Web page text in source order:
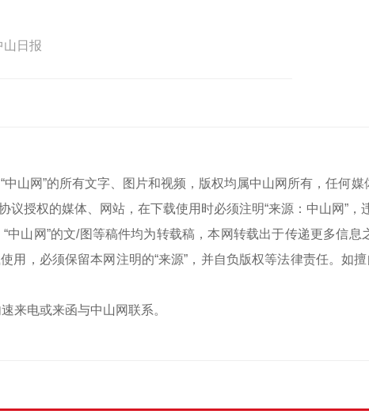
山日报
中山网”的所有文字、图片和视频，版权均属中山网所有，任何
授权的媒体、网站，在下载使用时必须注明“来源：中山网”，
“中山网”的文/图等稿件均为转载稿，本网转载出于传递更多信
用，必须保留本网注明的“来源”，并自负版权等法律责任。如
来电或来函与中山网联系。